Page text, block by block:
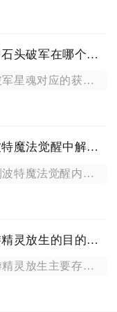
在诛仙手游中石头破军在哪个区域
诛仙手游里破军星魂对应的获取矿石破军石，核心产出区域为昆仑野...
如何在哈利波特魔法觉醒中解读线索
完整解读哈利波特魔法觉醒内各类线索需要区分场景文本特征、场景...
摩尔庄园手游精灵放生的目的是什么
摩尔庄园手游精灵放生主要存在三大核心目的，分别是释放精灵仓库...